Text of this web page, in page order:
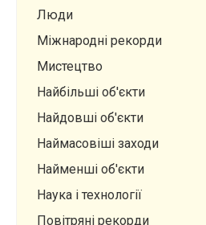
Люди
Міжнародні рекорди
Мистецтво
Найбільші об'єкти
Найдовші об'єкти
Наймасовіші заходи
Найменші об'єкти
Наука і технології
Повітряні рекорди